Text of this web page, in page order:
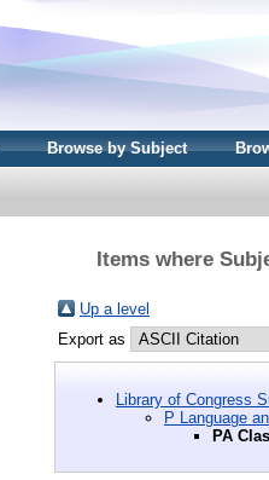
Browse by Subject
Items where
Up a level
Export as
Library of Congress
P Language
PA